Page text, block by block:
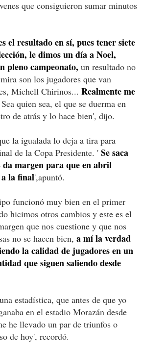
que consiguieron sumar minutos
el resultado en sí, pues tener siete
le dimos un día a Noel,
pleno campeonato, un resultado no
son los jugadores que van
Michell Chirinos... Realmente me
Sea quien sea, el que se duerma en
de atrás y lo hace bien', dijo.
la igualada lo deja a tira para
de la Copa Presidente. ' Se saca
da margen para que en abril
la final',apuntó.
funcionó muy bien en el primer
hicimos otros cambios y este es el
que nos cuestione y que nos
no se hacen bien, a mí la verdad
la calidad de jugadores en un
que siguen saliendo desde
estadística, que antes de que yo
en el estadio Morazán desde
he llevado un par de triunfos o
de hoy', recordó.